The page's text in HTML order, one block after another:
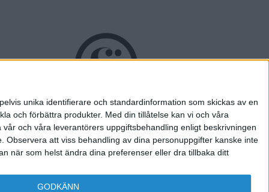
unika identifierare och standardinformation som skickas av en
och förbättra produkter. Med din tillåtelse kan vi och våra
och våra leverantörers uppgiftsbehandling enligt beskrivningen
Observera att viss behandling av dina personuppgifter kanske inte
när som helst ändra dina preferenser eller dra tillbaka ditt
GODKÄNN